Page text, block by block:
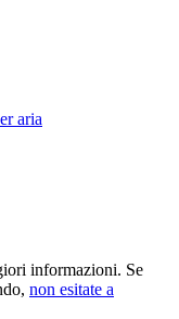
aria
informazioni. Se
non esitate a